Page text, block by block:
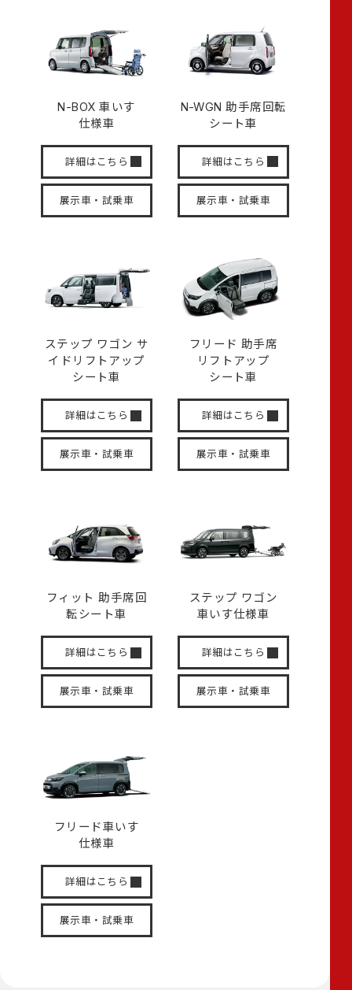
N-BOX車いす
仕様車
詳細はこちら
展示車・試乗車
N-WGN 助手席回転
シート車
詳細はこちら
展示車・試乗車
ステップ ワゴン サ
イド リフトアップ
シート車
詳細はこちら
展示車・試乗車
フリード 助手席
リフトアップ
シート車
詳細はこちら
展示車・試乗車
フィット 助手席回
転シート車
詳細はこちら
展示車・試乗車
ステップ ワゴン
車いす仕様車
詳細はこちら
展示車・試乗車
フリード車いす
仕様車
詳細はこちら
展示車・試乗車